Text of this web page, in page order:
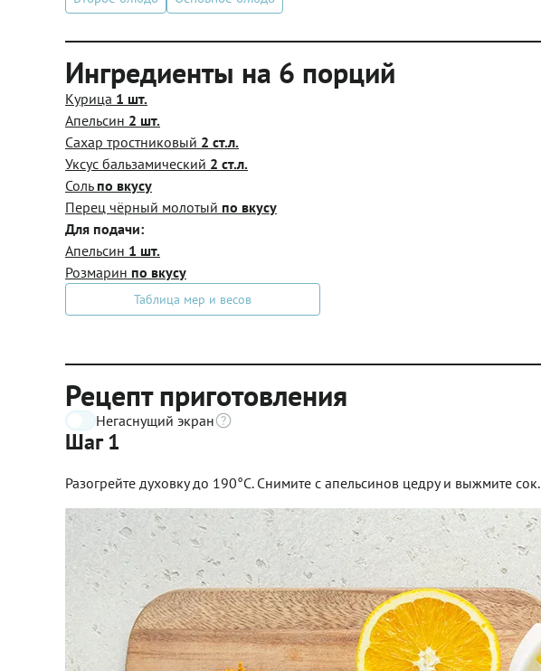
Ингредиенты на 6 порций
Курица 1 шт.
Апельсин 2 шт.
Сахар тростниковый 2 ст.л.
Уксус бальзамический 2 ст.л.
Соль по вкусу
Перец чёрный молотый по вкусу
Для подачи:
Апельсин 1 шт.
Розмарин по вкусу
Таблица мер и весов
Рецепт приготовления
Негаснущий экран
Шаг 1
Разогрейте духовку до 190°C. Снимите с апельсинов цедру и выжмите сок.